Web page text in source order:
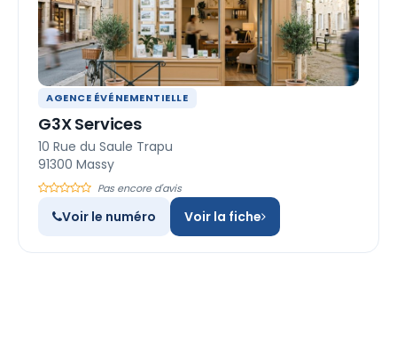
AGENCE ÉVÉNEMENTIELLE
G3X Services
10 Rue du Saule Trapu
91300 Massy
Pas encore d'avis
Voir le numéro Voir la fiche